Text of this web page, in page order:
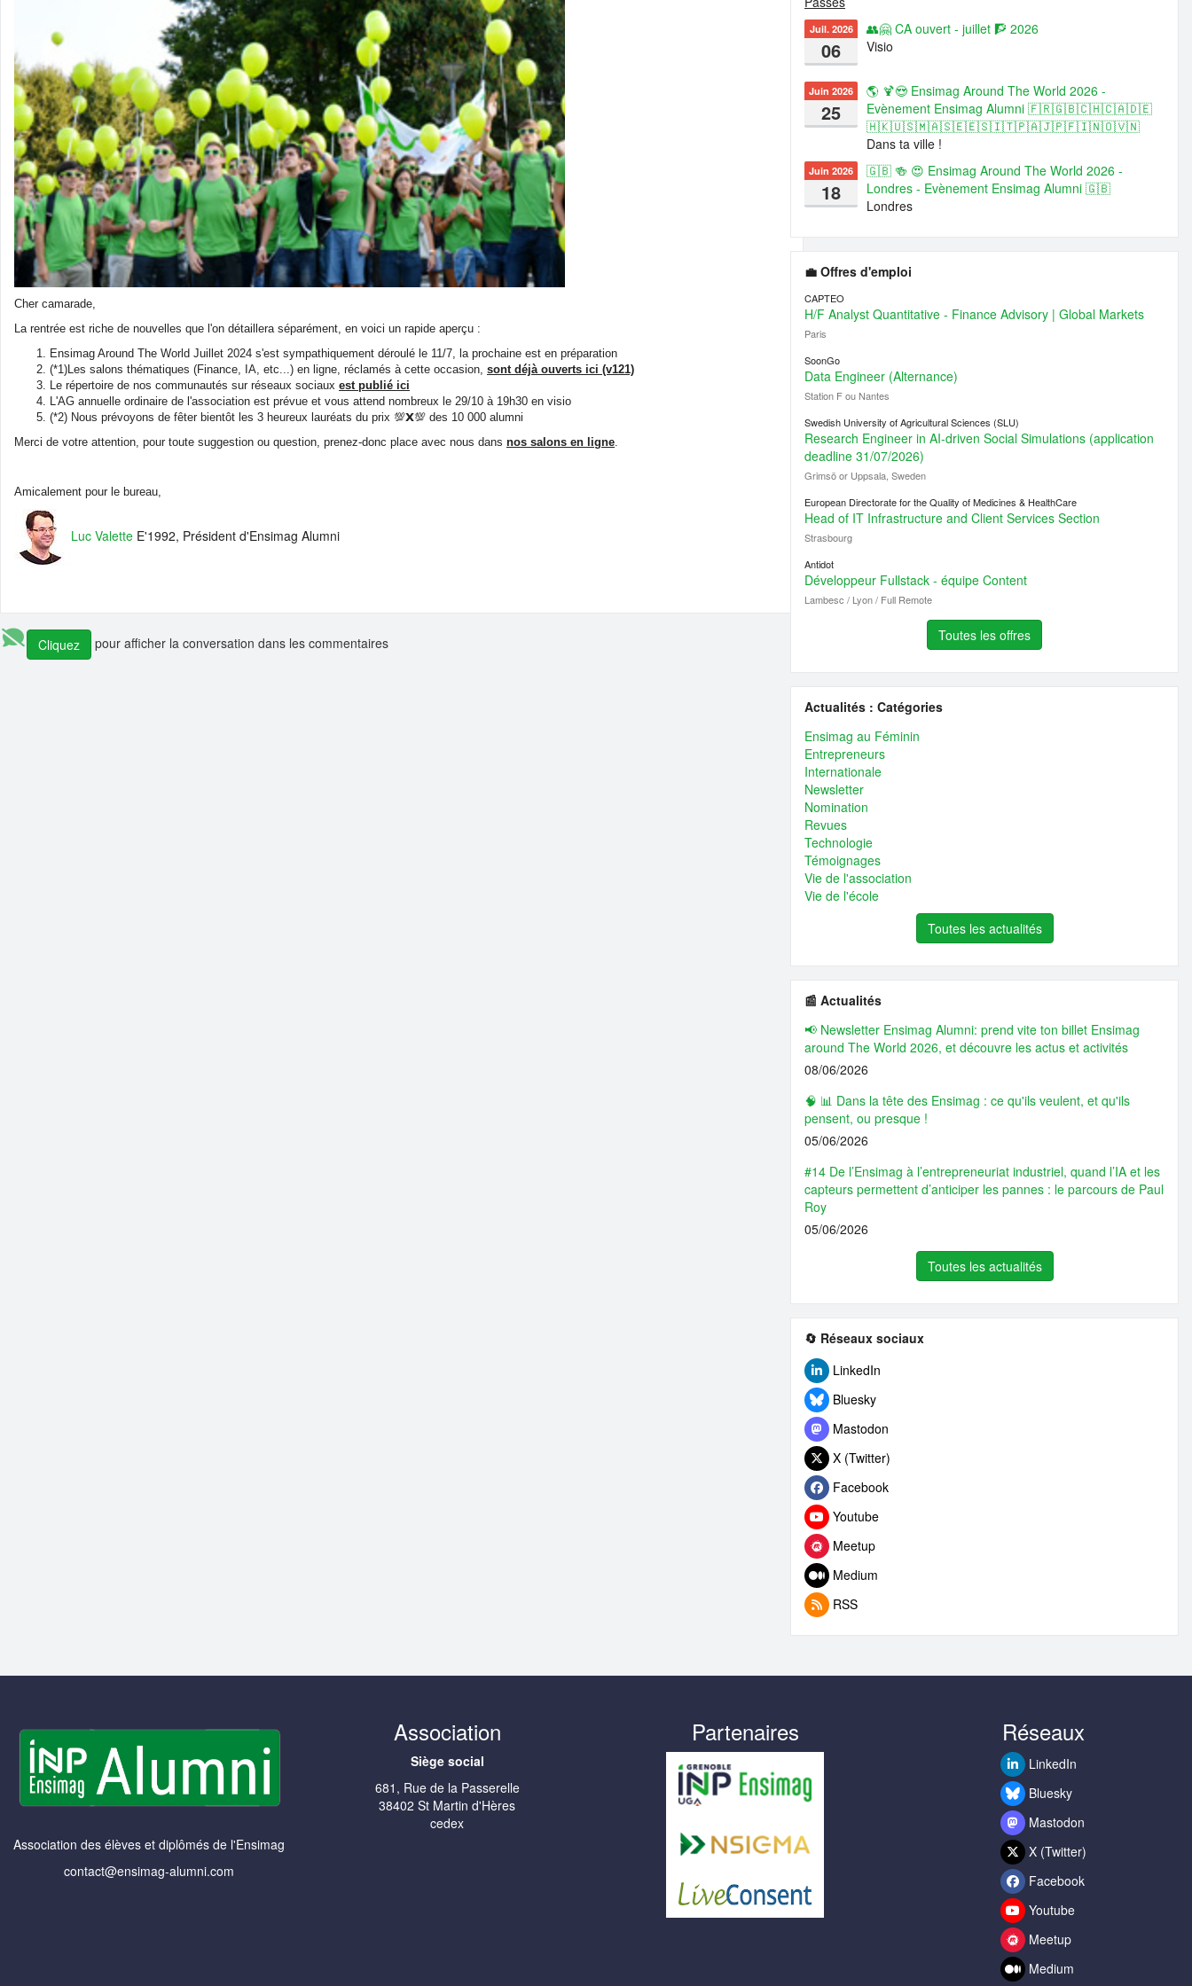
Data Engineer (Alternance)
💼 Offre d'emploi :
Research Engineer in AI-driven Social Simulations (application deadline ...
💼 Offre d'emploi :
Head of IT Infrastructure and Client Services Section
💼 Offre d'emploi :Développeur Fullstack - équipe Content
Cher camarade,
La rentrée est riche de nouvelles que l'on détaillera séparément, en voici un rapide aperçu :
Ensimag Around The World Juillet 2024 s'est sympathiquement déroulé le 11/7, la prochaine est en préparation
(*1)Les salons thématiques (Finance, IA, etc...) en ligne, réclamés à cette occasion, sont déjà ouverts ici (v121)
Le répertoire de nos communautés sur réseaux sociaux est publié ici
L'AG annuelle ordinaire de l'association est prévue et vous attend nombreux le 29/10 à 19h30 en visio
(*2) Nous prévoyons de fêter bientôt les 3 heureux lauréats du prix 💯𝗫💯 des 10 000 alumni
Merci de votre attention, pour toute suggestion ou question, prenez-donc place avec nous dans nos salons en ligne.
Amicalement pour le bureau,
Luc Valette E'1992, Président d'Ensimag Alumni
Cliquez pour afficher la conversation dans les commentaires
Juil. 2026
06
👥🤗 CA ouvert - juillet 🧗 2026
Visio
Juin 2026
25
🌎 🍹😍 Ensimag Around The World 2026 -
Evènement Ensimag Alumni 🇫🇷🇬🇧🇨🇭🇨🇦🇩🇪
🇭🇰🇺🇸🇲🇦🇸🇪🇪🇸🇮🇹🇵🇦🇯🇵🇫🇮🇳🇴🇻🇳
Dans ta ville !
Juin 2026
18
🇬🇧 🍻 😍 Ensimag Around The World 2026 -
Londres - Evènement Ensimag Alumni 🇬🇧
Londres
💼 Offres d'emploi
CAPTEO
H/F Analyst Quantitative - Finance Advisory | Global Markets
Paris
SoonGo
Data Engineer (Alternance)
Station F ou Nantes
Swedish University of Agricultural Sciences (SLU)
Research Engineer in AI-driven Social Simulations (application
deadline 31/07/2026)
Grimsö or Uppsala, Sweden
European Directorate for the Quality of Medicines & HealthCare
Head of IT Infrastructure and Client Services Section
Strasbourg
Antidot
Développeur Fullstack - équipe Content
Lambesc / Lyon / Full Remote
Toutes les offres
Actualités : Catégories
Ensimag au Féminin
Entrepreneurs
Internationale
Newsletter
Nomination
Revues
Technologie
Témoignages
Vie de l'association
Vie de l'école
Toutes les actualités
📰 Actualités
📢 Newsletter Ensimag Alumni: prend vite ton billet Ensimag
around The World 2026, et découvre les actus et activités
08/06/2026
🧠 📊 Dans la tête des Ensimag : ce qu'ils veulent, et qu'ils
pensent, ou presque !
05/06/2026
#14 De l’Ensimag à l’entrepreneuriat industriel, quand l’IA et les
capteurs permettent d’anticiper les pannes : le parcours de Paul
Roy
05/06/2026
Toutes les actualités
🔄 Réseaux sociaux
LinkedIn
Bluesky
Mastodon
X (Twitter)
Facebook
Youtube
Meetup
Medium
RSS
Association des élèves et diplômés de l'Ensimag
contact@ensimag-alumni.com
Association
Siège social
681, Rue de la Passerelle
38402 St Martin d'Hères
cedex
Partenaires Réseaux
LinkedIn
Bluesky
Mastodon
X (Twitter)
Facebook
Youtube
Meetup
Medium